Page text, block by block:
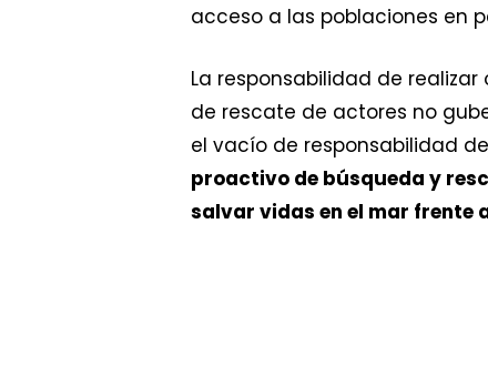
acceso a las poblaciones en
La responsabilidad de
de rescate de actores no
el vacío de responsabilidad
proactivo de búsqueda y
salvar vidas en el mar frente